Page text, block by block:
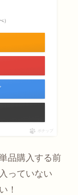
）
ポチップ
品購入する前
っていない
！